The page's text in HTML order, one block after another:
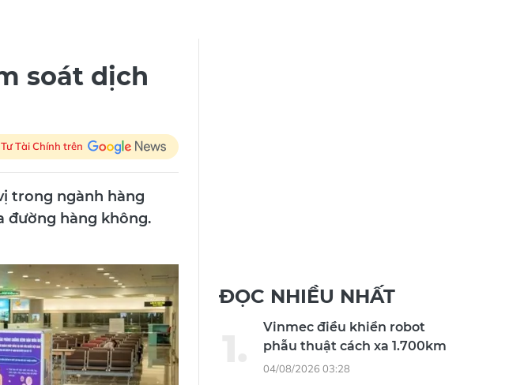
soát dịch
Tài Chính trên
trong ngành hàng
hàng không.
ĐỌC NHIỀU NHẤT
Vinmec điều khiển robot
phẫu thuật cách xa 1.700km